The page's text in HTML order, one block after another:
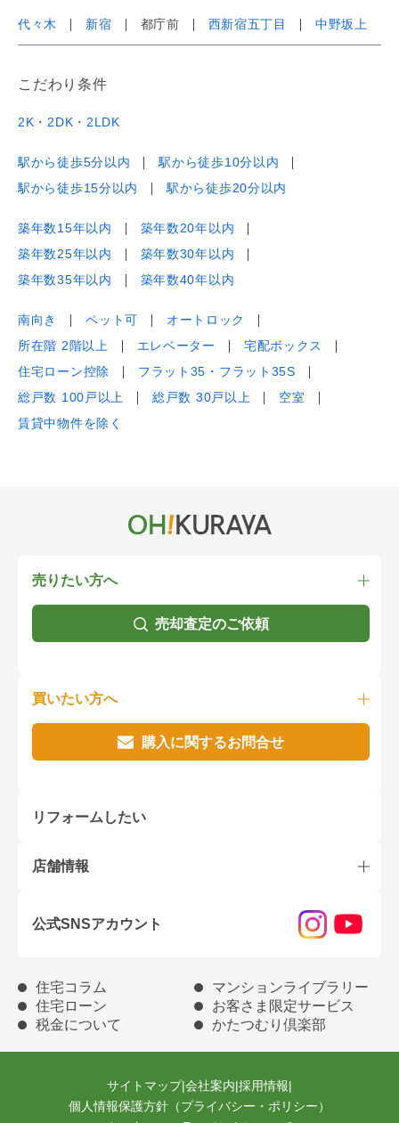
代々木 新宿 都庁前 西新宿五丁目 中野坂上
こだわり条件
2K・2DK・2LDK
駅から徒歩5分以内
駅から徒歩10分以内
駅から徒歩15分以内
駅から徒歩20分以内
築年数15年以内
築年数20年以内
築年数25年以内
築年数30年以内
築年数35年以内
築年数40年以内
南向き ペット可
オートロック
所在階 2階以上
エレベーター
宅配ボックス
住宅ローン控除
フラット35・フラット35S
総戸数 100戸以上
総戸数 30戸以上
空室
賃貸中物件を除く
売りたい方へ
売却査定のご依頼
買いたい方へ
購入に関するお問合せ
リフォームしたい
店舗情報
公式SNSアカウント
住宅コラム
マンションライブラリー
住宅ローン
お客さま限定サービス
税金について
かたつむり倶楽部
サイトマップ|会社案内|採用情報|
個人情報保護方針（プライバシー・ポリシー）